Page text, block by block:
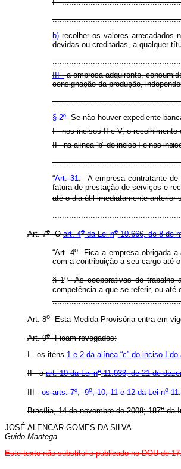
I -
b)recolher os valores arrecadados
devidas ou creditadas, a qualquer
III -a empresa adquirente,
consignação da produção,
§ 2ºSe não houver expediente
I - nos incisos II e V, o recolhimento
II - na alínea “b” do inciso I e nos
“Art. 31.A empresa contratante de
fatura de prestação de serviços e
até o dia útil imediatamente anterior
Art. 7oOart. 4oda Lei no10.666, de 8 de
“Art. 4oFica a empresa obrigada a
com a contribuição a seu cargo até
§ 1oAs cooperativas de trabalho
competência a que se referir, ou até
Art. 8oEsta Medida Provisória entra em
Art. 9oFicam revogados:
I - os itens1 e 2 da alínea “c” do inciso I
II - oart. 10 da Lei no11.033, de 21 de
III -os arts. 7º, 9o, 10, 11 e 12 da Lei no
Brasília, 14 de novembro de 2008; 187oda
JOSÉ ALENCAR GOMES DA SILVA
Guido Mantega
Este texto não substitui o publicado no DOU de